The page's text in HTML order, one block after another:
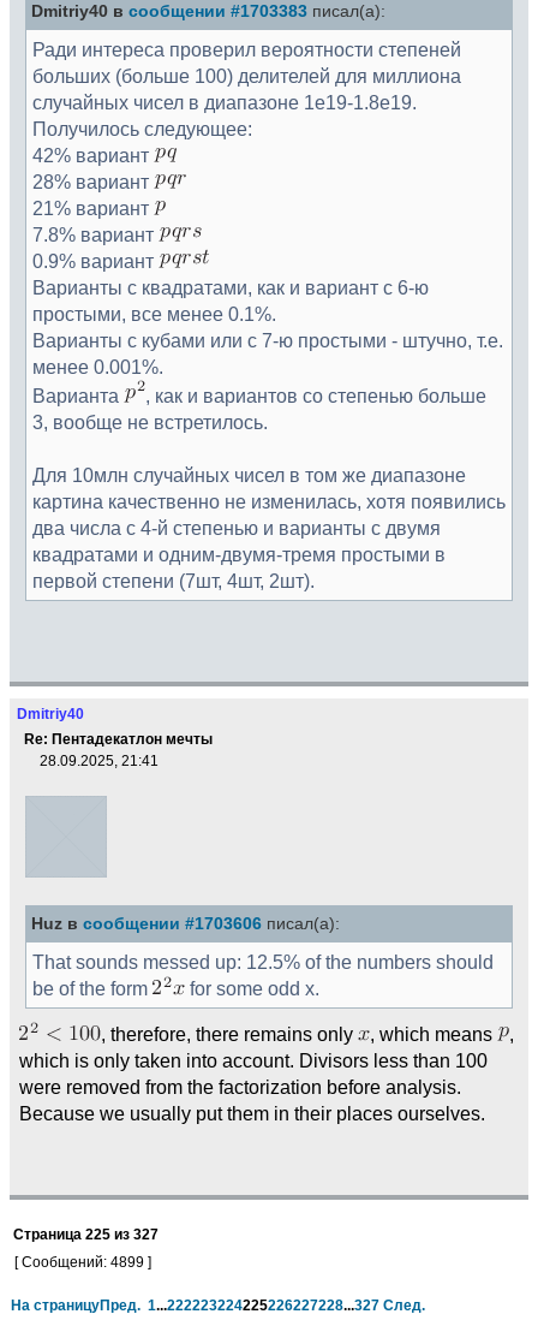
Dmitriy40 в сообщении #1703383 писал(а):
Ради интереса проверил вероятности степеней
больших (больше 100) делителей для миллиона
случайных чисел в диапазоне 1e19-1.8e19.
Получилось следующее:
42% вариант
28% вариант
21% вариант
7.8% вариант
0.9% вариант
Варианты с квадратами, как и вариант с 6-ю
простыми, все менее 0.1%.
Варианты с кубами или с 7-ю простыми - штучно, т.е.
менее 0.001%.
Варианта
, как и вариантов со степенью больше
3, вообще не встретилось.
Для 10млн случайных чисел в том же диапазоне
картина качественно не изменилась, хотя появились
два числа с 4-й степенью и варианты с двумя
квадратами и одним-двумя-тремя простыми в
первой степени (7шт, 4шт, 2шт).
Dmitriy40
Re: Пентадекатлон мечты
28.09.2025, 21:41
Huz в сообщении #1703606 писал(а):
That sounds messed up: 12.5% of the numbers should
be of the form
for some odd x.
, therefore, there remains only , which means
,
which is only taken into account. Divisors less than 100
were removed from the factorization before analysis.
Because we usually put them in their places ourselves.
Страница 225 из 327
[ Сообщений: 4899 ]
На страницуПред. 1...222223224225226227228...327 След.